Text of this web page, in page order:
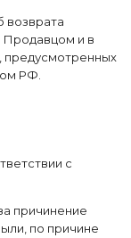
возврата
Продавцом и в
предусмотренных
РФ.
с
причинение
по причине